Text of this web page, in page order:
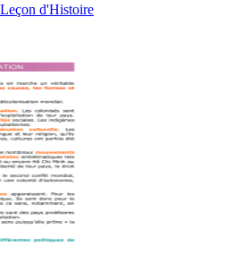
d'Histoire